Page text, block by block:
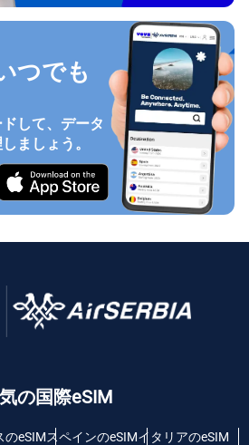
つでも
して、データ
ましょう。
の国際eSIM
のeSIMスペインのeSIMイタリアのeSIM